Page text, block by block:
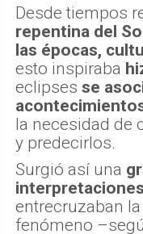
Desde tiempos
repentina del
las épocas,
esto inspiraba
eclipses se
la necesidad de
y predecirlos.
Surgió así una
interpretaciones
entrecruzaban
fenómeno